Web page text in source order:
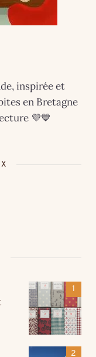
inspirée et
en Bretagne
💜💙